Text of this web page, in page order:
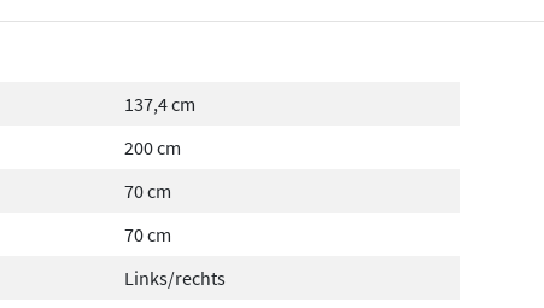
137,4 cm
200 cm
70 cm
70 cm
Links/rechts